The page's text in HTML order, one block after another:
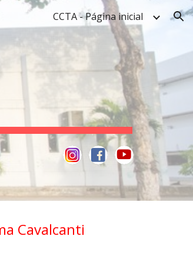
CCTA - Página inicial
Cavalcanti